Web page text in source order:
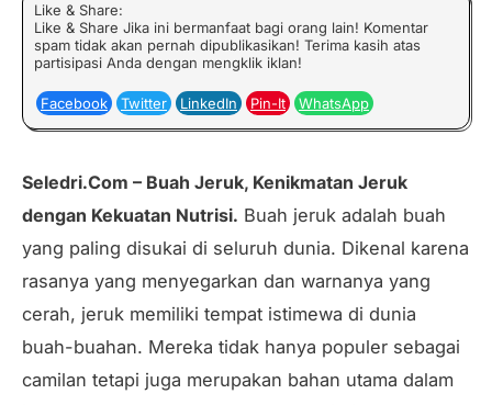
Like & Share:
Like & Share Jika ini bermanfaat bagi orang lain! Komentar
spam tidak akan pernah dipublikasikan! Terima kasih atas
partisipasi Anda dengan mengklik iklan!
Facebook Twitter LinkedIn Pin-It WhatsApp
Seledri.Com – Buah Jeruk, Kenikmatan Jeruk
dengan Kekuatan Nutrisi. Buah jeruk adalah buah
yang paling disukai di seluruh dunia. Dikenal karena
rasanya yang menyegarkan dan warnanya yang
cerah, jeruk memiliki tempat istimewa di dunia
buah-buahan. Mereka tidak hanya populer sebagai
camilan tetapi juga merupakan bahan utama dalam